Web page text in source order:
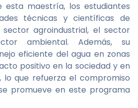
esta maestría, los estudiantes
técnicas y científicas de
agroindustrial, el sector
ambiental. Además, su
eficiente del agua en zonas
positivo en la sociedad y en
lo que refuerza el compromiso
promueve en este programa